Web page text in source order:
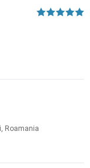
Roamania